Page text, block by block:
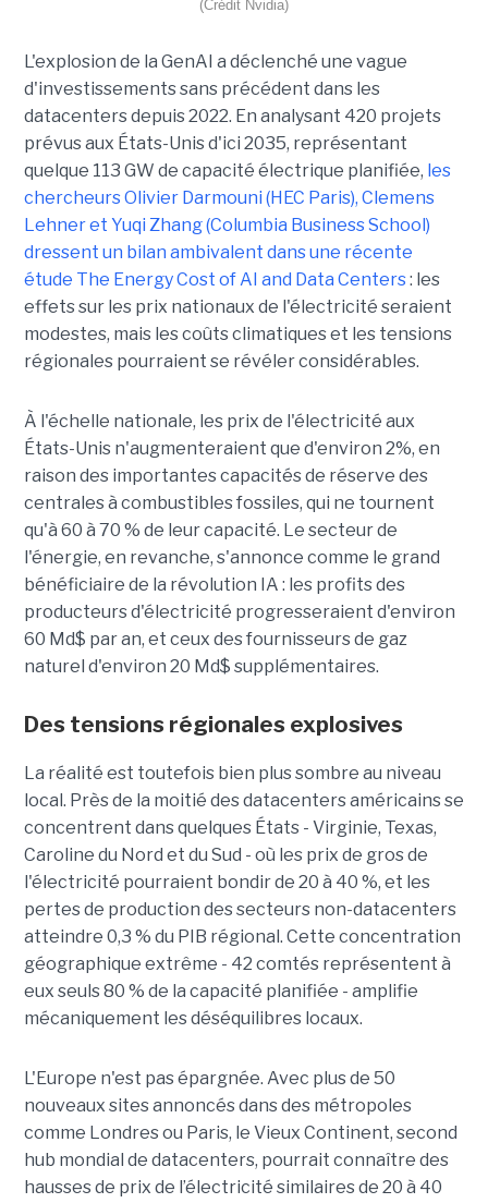
(Crédit Nvidia)
L'explosion de la GenAI a déclenché une vague
d'investissements sans précédent dans les
datacenters depuis 2022. En analysant 420 projets
prévus aux États-Unis d'ici 2035, représentant
quelque 113 GW de capacité électrique planifiée, les
chercheurs Olivier Darmouni (HEC Paris), Clemens
Lehner et Yuqi Zhang (Columbia Business School)
dressent un bilan ambivalent dans une récente
étude The Energy Cost of AI and Data Centers: les
effets sur les prix nationaux de l'électricité seraient
modestes, mais les coûts climatiques et les tensions
régionales pourraient se révéler considérables.
À l'échelle nationale, les prix de l'électricité aux
États-Unis n'augmenteraient que d'environ 2%, en
raison des importantes capacités de réserve des
centrales à combustibles fossiles, qui ne tournent
qu'à 60 à 70 % de leur capacité. Le secteur de
l'énergie, en revanche, s'annonce comme le grand
bénéficiaire de la révolution IA : les profits des
producteurs d'électricité progresseraient d'environ
60 Md$ par an, et ceux des fournisseurs de gaz
naturel d'environ 20 Md$ supplémentaires.
Des tensions régionales explosives
La réalité est toutefois bien plus sombre au niveau
local. Près de la moitié des datacenters américains se
concentrent dans quelques États - Virginie, Texas,
Caroline du Nord et du Sud - où les prix de gros de
l'électricité pourraient bondir de 20 à 40 %, et les
pertes de production des secteurs non-datacenters
atteindre 0,3 % du PIB régional. Cette concentration
géographique extrême - 42 comtés représentent à
eux seuls 80 % de la capacité planifiée - amplifie
mécaniquement les déséquilibres locaux.
L'Europe n'est pas épargnée. Avec plus de 50
nouveaux sites annoncés dans des métropoles
comme Londres ou Paris, le Vieux Continent, second
hub mondial de datacenters, pourrait connaître des
hausses de prix de l’électricité similaires de 20 à 40